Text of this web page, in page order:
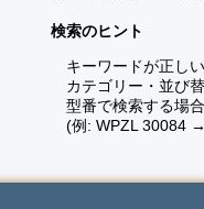
検索のヒント
キーワードが正し
カテゴリー・並び
型番で検索する場
(例: WPZL 30084